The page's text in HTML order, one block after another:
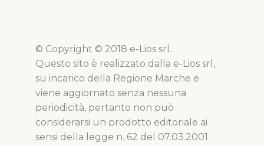
© Copyright © 2018 e-Lios srl.
Questo sito è realizzato dalla e-Lios srl,
su incarico della Regione Marche e
viene aggiornato senza nessuna
periodicità, pertanto non può
considerarsi un prodotto editoriale ai
sensi della legge n. 62 del 07.03.2001